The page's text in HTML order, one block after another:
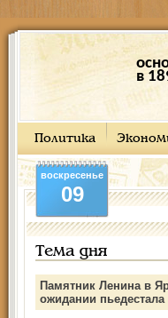
в
Политика
воскресенье
09
Тема дня
Памятник Ленина в
ожидании пьедестала